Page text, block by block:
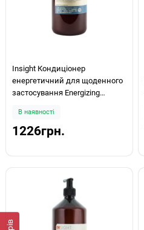
Insight Кондиціонер
енергетичний для щоденного
застосування Energizing
В наявності
1226грн.